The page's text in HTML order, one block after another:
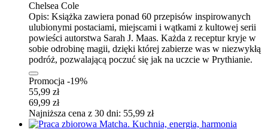
Chelsea Cole
Opis: Książka zawiera ponad 60 przepisów inspirowanych
ulubionymi postaciami, miejscami i wątkami z kultowej serii
powieści autorstwa Sarah J. Maas. Każda z receptur kryje w
sobie odrobinę magii, dzięki której zabierze was w niezwykłą
podróż, pozwalającą poczuć się jak na uczcie w Prythianie.
Promocja -19%
55,99 zł
69,99 zł
Najniższa cena z 30 dni: 55,99 zł